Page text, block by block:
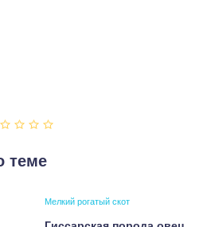
теме
Мелкий рогатый скот